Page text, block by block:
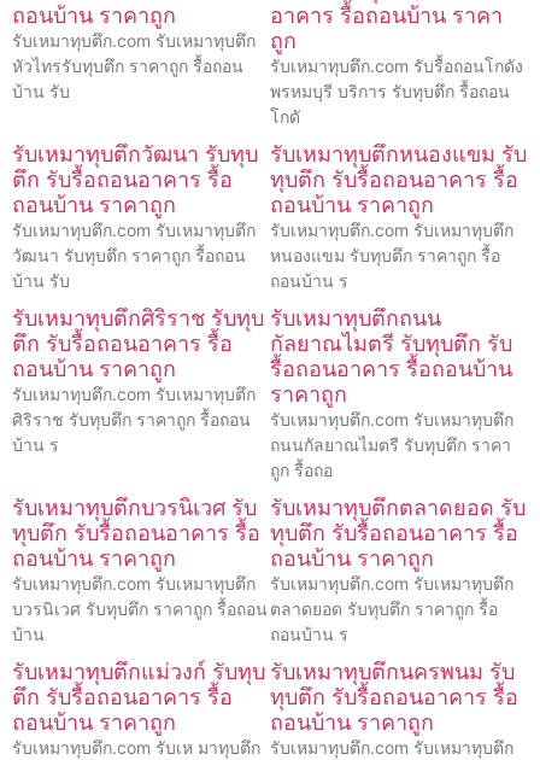
ถอนบ้าน ราคาถูก
รับเหมาทุบตึก.com รับเหมาทุบตึก
หัวไทรรับทุบตึก ราคาถูก รื้อถอน
บ้าน รับ
อาคาร รื้อถอนบ้าน ราคา
ถูก
รับเหมาทุบตึก.com รับรื้อถอนโกดัง
พรหมบุรี บริการ รับทุบตึก รื้อถอน
โกดั
รับเหมาทุบตึกวัฒนา รับทุบ
ตึก รับรื้อถอนอาคาร รื้อ
ถอนบ้าน ราคาถูก
รับเหมาทุบตึก.com รับเหมาทุบตึก
วัฒนา รับทุบตึก ราคาถูก รื้อถอน
บ้าน รับ
รับเหมาทุบตึกหนองแขม รับ
ทุบตึก รับรื้อถอนอาคาร รื้อ
ถอนบ้าน ราคาถูก
รับเหมาทุบตึก.com รับเหมาทุบตึก
หนองแขม รับทุบตึก ราคาถูก รื้อ
ถอนบ้าน ร
รับเหมาทุบตึกศิริราช รับทุบ
ตึก รับรื้อถอนอาคาร รื้อ
ถอนบ้าน ราคาถูก
รับเหมาทุบตึก.com รับเหมาทุบตึก
ศิริราช รับทุบตึก ราคาถูก รื้อถอน
บ้าน ร
รับเหมาทุบตึกถนน
กัลยาณไมตรี รับทุบตึก รับ
รื้อถอนอาคาร รื้อถอนบ้าน
ราคาถูก
รับเหมาทุบตึก.com รับเหมาทุบตึก
ถนนกัลยาณไมตรี รับทุบตึก ราคา
ถูก รื้อถอ
รับเหมาทุบตึกบวรนิเวศ รับ
ทุบตึก รับรื้อถอนอาคาร รื้อ
ถอนบ้าน ราคาถูก
รับเหมาทุบตึก.com รับเหมาทุบตึก
บวรนิเวศ รับทุบตึก ราคาถูก รื้อถอน
บ้าน
รับเหมาทุบตึกตลาดยอด รับ
ทุบตึก รับรื้อถอนอาคาร รื้อ
ถอนบ้าน ราคาถูก
รับเหมาทุบตึก.com รับเหมาทุบตึก
ตลาดยอด รับทุบตึก ราคาถูก รื้อ
ถอนบ้าน ร
รับเหมาทุบตึกแม่วงก์ รับทุบ
ตึก รับรื้อถอนอาคาร รื้อ
ถอนบ้าน ราคาถูก
รับเหมาทุบตึก.com รับเห มาทุบตึก
รับเหมาทุบตึกนครพนม รับ
ทุบตึก รับรื้อถอนอาคาร รื้อ
ถอนบ้าน ราคาถูก
รับเหมาทุบตึก.com รับเหมาทุบตึก